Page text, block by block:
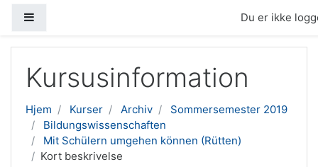
Du er ikke
Kursusinformation
Hjem Kurser Archiv
Sommersemester 2019
Bildungswissenschaften
Mit Schülern umgehen können (Rütten)
Kort beskrivelse